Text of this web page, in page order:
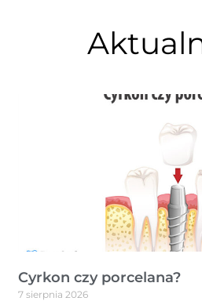
Cyrkon czy porcelana?
7 sierpnia 2026